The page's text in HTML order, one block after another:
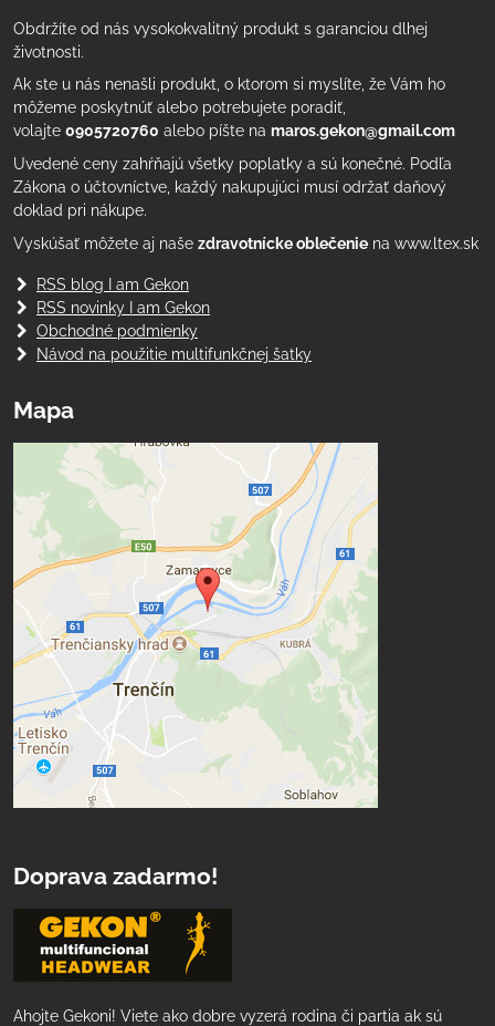
Obdržíte od nás vysokokvalitný produkt s garanciou dlhej
životnosti.
Ak ste u nás nenašli produkt, o ktorom si myslíte, že Vám ho
môžeme poskytnúť alebo potrebujete poradiť,
volajte 0905720760 alebo píšte na maros.gekon@gmail.com
Uvedené ceny zahŕňajú všetky poplatky a sú konečné. Podľa
Zákona o účtovníctve, každý nakupujúci musí održať daňový
doklad pri nákupe.
Vyskúšať môžete aj naše zdravotnícke oblečenie na www.ltex.sk
RSS blog I am Gekon
RSS novinky I am Gekon
Obchodné podmienky
Návod na použitie multifunkčnej šatky
Mapa
Doprava zadarmo!
Ahojte Gekoni! Viete ako dobre vyzerá rodina či partia ak sú